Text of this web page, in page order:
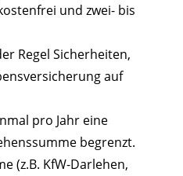
und zwei- bis
Regel Sicherheiten,
auf
pro Jahr eine
begrenzt.
(z.B. KfW-Darlehen,